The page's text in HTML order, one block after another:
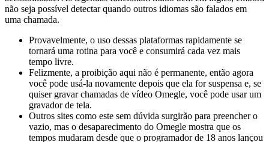
não seja possível detectar quando outros idiomas são falados em
uma chamada.
Provavelmente, o uso dessas plataformas rapidamente se
tornará uma rotina para você e consumirá cada vez mais
tempo livre.
Felizmente, a proibição aqui não é permanente, então agora
você pode usá-la novamente depois que ela for suspensa e, se
quiser gravar chamadas de vídeo Omegle, você pode usar um
gravador de tela.
Outros sites como este sem dúvida surgirão para preencher o
vazio, mas o desaparecimento do Omegle mostra que os
tempos mudaram desde que o programador de 18 anos lançou